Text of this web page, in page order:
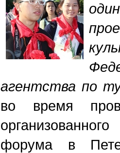
агентства по
во время
форума в